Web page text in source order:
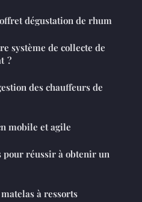
dégustation de rhum
système de collecte de
?
des chauffeurs de
mobile et agile
pour réussir à obtenir un
à ressorts